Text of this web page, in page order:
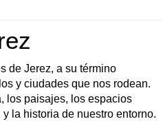
de Jerez, a su término
y ciudades que nos rodean.
los paisajes, los espacios
la historia de nuestro entorno.